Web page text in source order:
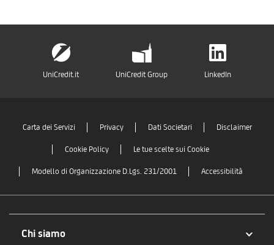
UniCredit.it UniCredit Group LinkedIn
Carta dei Servizi Privacy Dati Societari Disclaimer
Cookie Policy Le tue scelte sui Cookie
Modello di Organizzazione D.Lgs. 231/2001 Accessibilità
Chi siamo